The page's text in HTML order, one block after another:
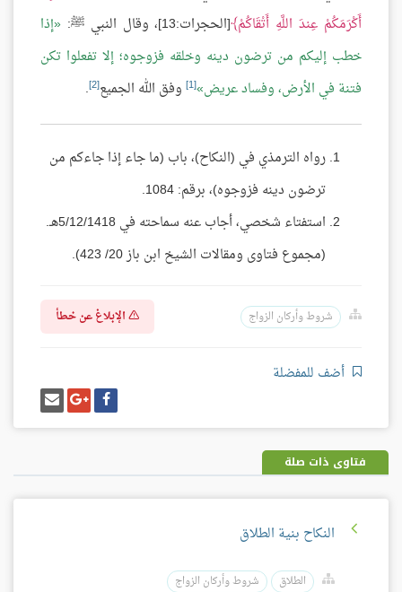
أَكْرَمَكُمْ عِندَ اللَّهِ أَتْقَاكُمْ [الحجرات:13]، وقال النبي ﷺ:
إذا
خطب إليكم من ترضون دينه وخلقه فزوجوه؛ إلا تفعلوا تكن
فتنة في الأرض، وفساد عريض [1] وفق الله الجميع[2]
.
رواه الترمذي في (النكاح)، باب (ما جاء إذا جاءكم من
ترضون دينه فزوجوه)، برقم: 1084.
استفتاء شخصي، أجاب عنه سماحته في 5/12/1418هـ.
(مجموع فتاوى ومقالات الشيخ ابن باز 20/ 423).
شروط وأركان الزواج الإبلاغ عن خطأ
أضف للمفضلة
شارك
على
فيسبوك
شارك
على
غوغل
بلس
إرسل
إيميل
فتاوى ذات صلة
النكاح بنية الطلاق
الطلاق شروط وأركان الزواج